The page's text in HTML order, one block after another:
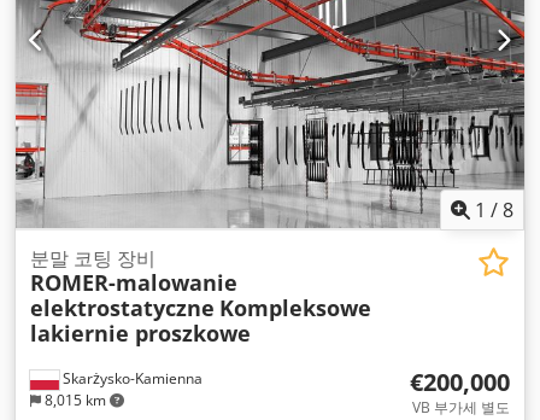
1 /8
Skarżysko-Kamienna
8,015 km
분말 코팅 장비
ROMER-malowanie
elektrostatyczne Kompleksowe
lakiernie proszkowe
€200,000
VB 부가세 별도